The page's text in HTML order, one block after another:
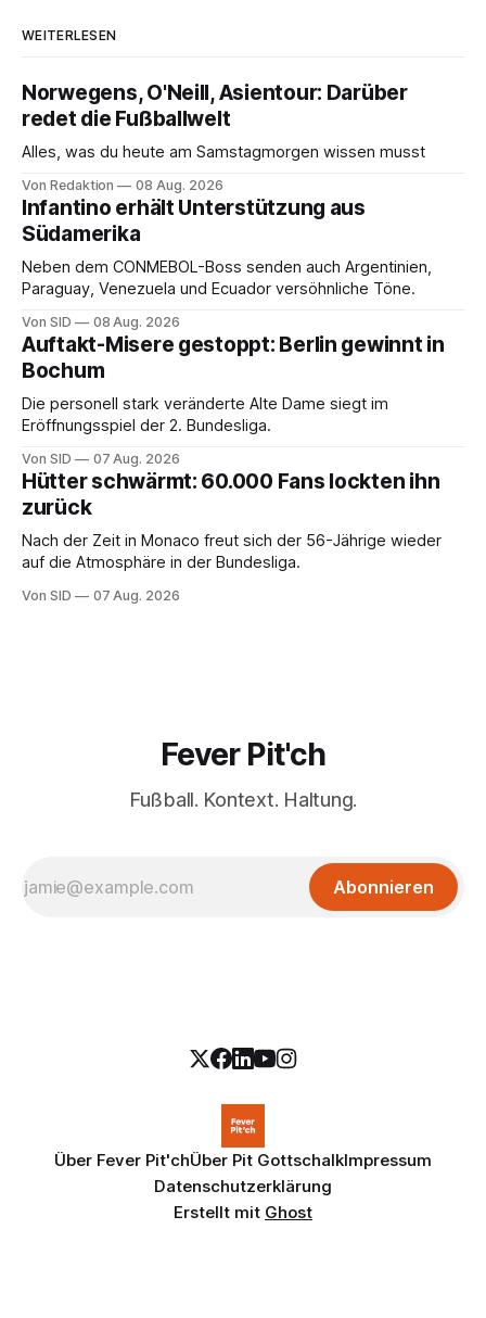
WEITERLESEN
Norwegens, O'Neill, Asientour: Darüber
redet die Fußballwelt
Alles, was du heute am Samstagmorgen wissen musst
Von Redaktion 08 Aug. 2026
Infantino erhält Unterstützung aus
Südamerika
Neben dem CONMEBOL-Boss senden auch Argentinien,
Paraguay, Venezuela und Ecuador versöhnliche Töne.
Von SID 08 Aug. 2026
Auftakt-Misere gestoppt: Berlin gewinnt in
Bochum
Die personell stark veränderte Alte Dame siegt im
Eröffnungsspiel der 2. Bundesliga.
Von SID 07 Aug. 2026
Hütter schwärmt: 60.000 Fans lockten ihn
zurück
Nach der Zeit in Monaco freut sich der 56-Jährige wieder
auf die Atmosphäre in der Bundesliga.
Von SID 07 Aug. 2026
Fever Pit'ch
Fußball. Kontext. Haltung.
Abonnieren
Über Fever Pit'chÜber Pit GottschalkImpressum
Datenschutzerklärung
Erstellt mit Ghost